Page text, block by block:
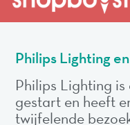
Philips Lighting
Philips Lighting
gestart en heeft
twijfelende